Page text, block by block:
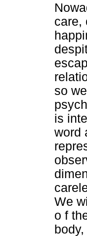
care,
so
is
word
We
o f